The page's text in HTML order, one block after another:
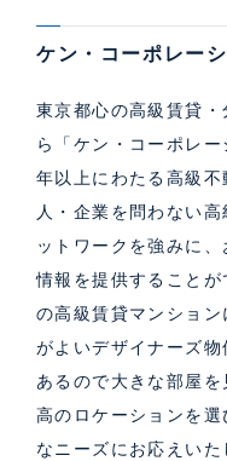
ケン・コーポレー
東京都心の高級賃貸
ら「ケン・コーポレ
年以上にわたる高級
人・企業を問わない
ットワークを強みに
情報を提供すること
の高級賃貸マンショ
がよいデザイナーズ
あるので大きな部屋
高のロケーションを
なニーズにお応えい